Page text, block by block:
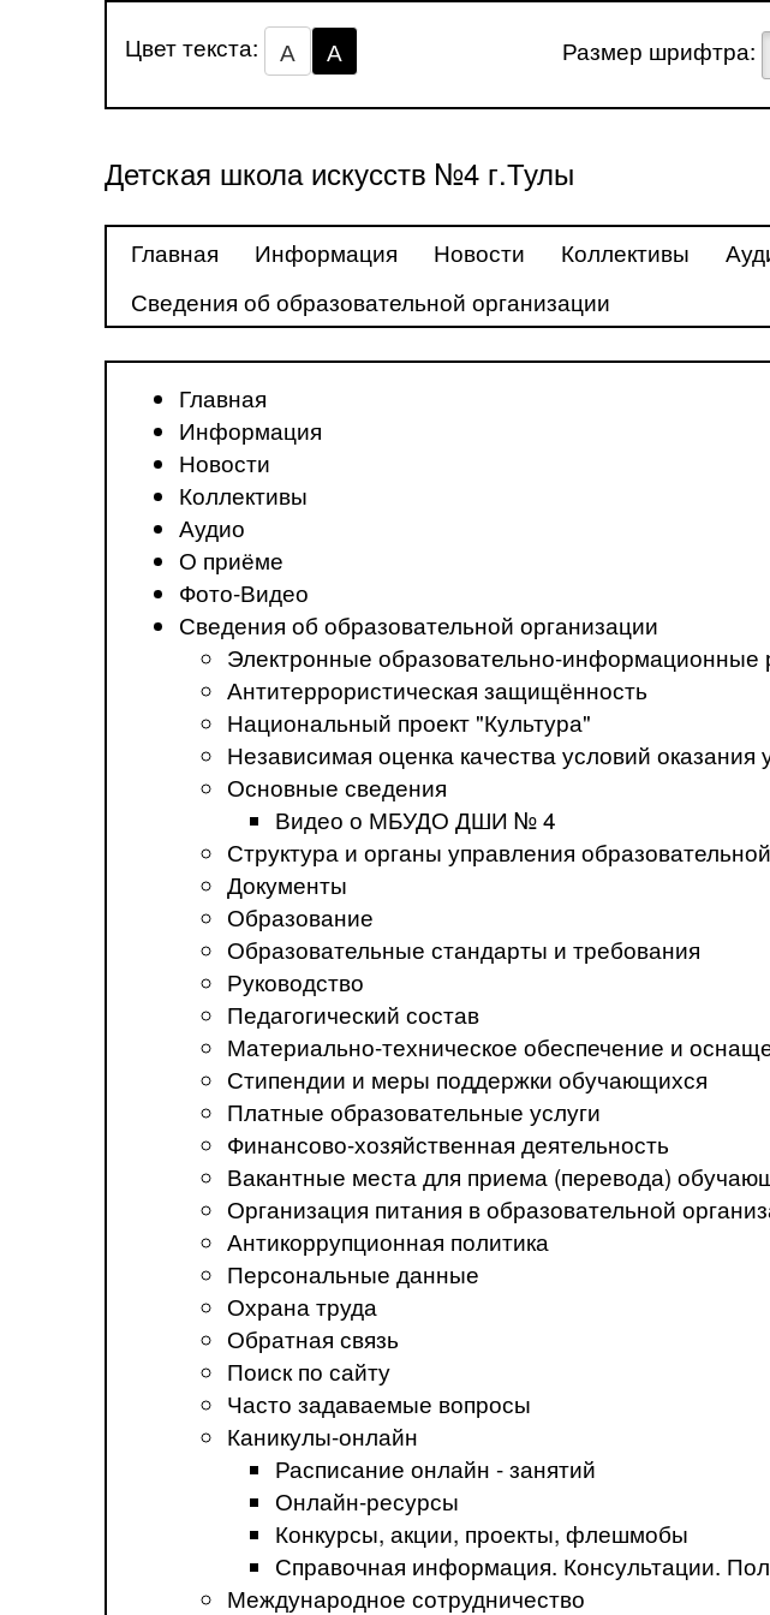
Цвет текста: А А Размер шрифтра:
Детская школа искусств №4 г.Тулы
Главная Информация Новости Коллективы
Сведения об образовательной организации
Главная
Информация
Новости
Коллективы
Аудио
О приёме
Фото-Видео
Сведения об образовательной организации
Электронные образовательно-информационные
Антитеррористическая защищённость
Национальный проект "Культура"
Независимая оценка качества условий оказания
Основные сведения
Видео о МБУДО ДШИ № 4
Структура и органы управления
Документы
Образование
Образовательные стандарты и требования
Руководство
Педагогический состав
Материально-техническое обеспечение и
Стипендии и меры поддержки обучающихся
Платные образовательные услуги
Финансово-хозяйственная деятельность
Вакантные места для приема (перевода)
Организация питания в образовательной
Антикоррупционная политика
Персональные данные
Охрана труда
Обратная связь
Поиск по сайту
Часто задаваемые вопросы
Каникулы-онлайн
Расписание онлайн - занятий
Онлайн-ресурсы
Конкурсы, акции, проекты, флешмобы
Справочная информация. Консультации.
Международное сотрудничество